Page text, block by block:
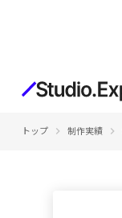
トップ keyboard_arrow_right 制作実績 keyboard_arrow_right